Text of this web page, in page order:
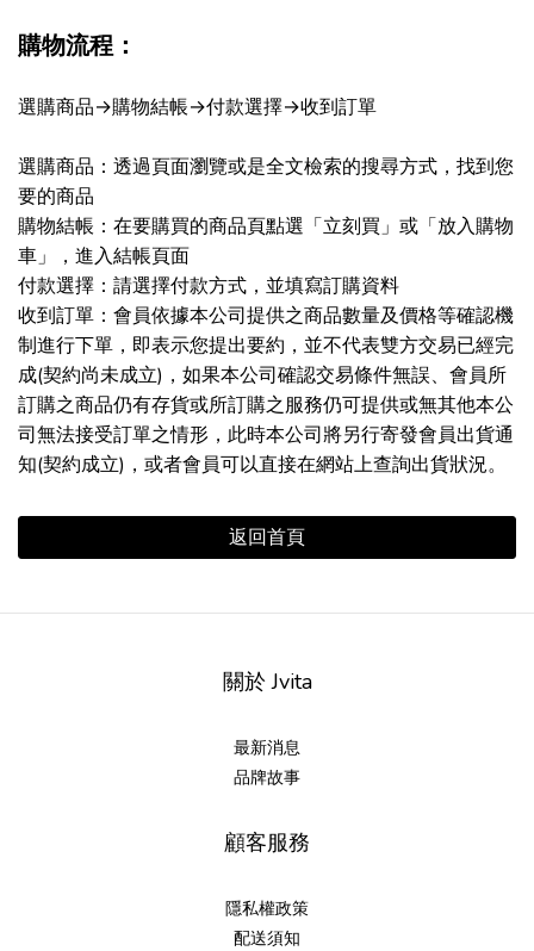
購物流程：
選購商品→購物結帳→付款選擇→收到訂單
選購商品：透過頁面瀏覽或是全文檢索的搜尋方式，找到您
要的商品
購物結帳：在要購買的商品頁點選「立刻買」或「放入購物
車」，進入結帳頁面
付款選擇：請選擇付款方式，並填寫訂購資料
收到訂單：會員依據本公司提供之商品數量及價格等確認機
制進行下單，即表示您提出要約，並不代表雙方交易已經完
成(契約尚未成立)，如果本公司確認交易條件無誤、會員所
訂購之商品仍有存貨或所訂購之服務仍可提供或無其他本公
司無法接受訂單之情形，此時本公司將另行寄發會員出貨通
知(契約成立)，或者會員可以直接在網站上查詢出貨狀況。
返回首頁
關於 Jvita
最新消息
品牌故事
顧客服務
隱私權政策
配送須知